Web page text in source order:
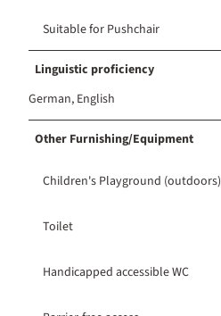
Suitable for Pushchair
Linguistic proficiency
German, English
Other Furnishing/Equipment
Children's Playground (outdoors)
Toilet
Handicapped accessible WC